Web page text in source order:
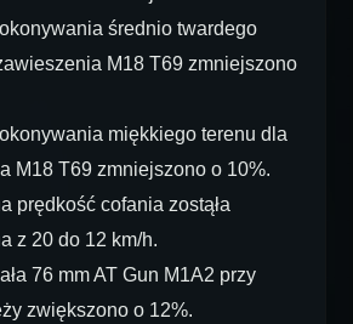
średnio twardego
M18 T69 zmniejszono
miękkiego terenu dla
M18 T69 zmniejszono o 10%.
prędkość cofania zostąła
z 20 do 12 km/h.
76 mm AT Gun M1A2 przy
zwiększono o 12%.